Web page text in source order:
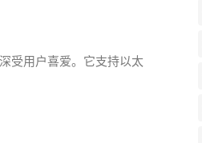
受用户喜爱。它支持以太